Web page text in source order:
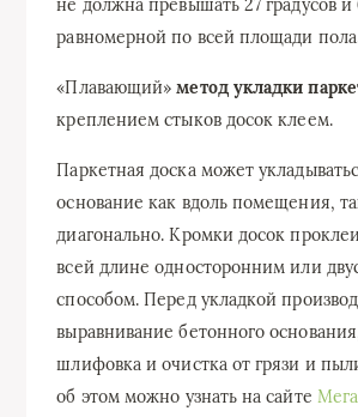
не должна превышать 27 градусов и
равномерной по всей площади
«Плавающий»метод укладки
креплением стыков досок клеем.
Паркетная доска может
основание как вдоль помещения,
диагонально. Кромки досок
всей длине односторонним или
способом. Перед укладкой
выравнивание бетонного
шлифовка и очистка от грязи и
об этом можно узнать на сайте